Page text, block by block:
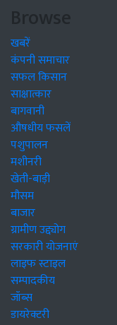
Browse
खबरें
कंपनी समाचार
सफल किसान
साक्षात्कार
बागवानी
औषधीय फसलें
पशुपालन
मशीनरी
खेती-बाड़ी
मौसम
बाजार
ग्रामीण उद्द्योग
सरकारी योजनाएं
लाइफ स्टाइल
सम्पादकीय
जॉब्स
डायरेक्टरी